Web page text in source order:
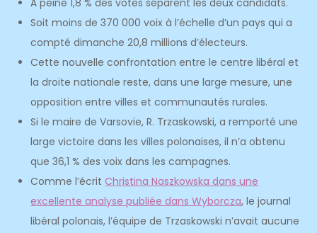
À peine 1,8 % des votes séparent les deux candidats.
Soit moins de 370 000 voix à l’échelle d’un pays qui a
compté dimanche 20,8 millions d’électeurs.
Cette nouvelle confrontation entre le centre libéral et
la droite nationale reste, dans une large mesure, une
opposition entre villes et communautés rurales.
Si le maire de Varsovie, R. Trzaskowski, a remporté une
large victoire dans les villes polonaises, il n’a obtenu
que 36,1 % des voix dans les campagnes.
Comme l’écrit Christina Naszkowska dans une
excellente analyse publiée dans Wyborcza, le journal
libéral polonais, l’équipe de Trzaskowski n’avait aucune